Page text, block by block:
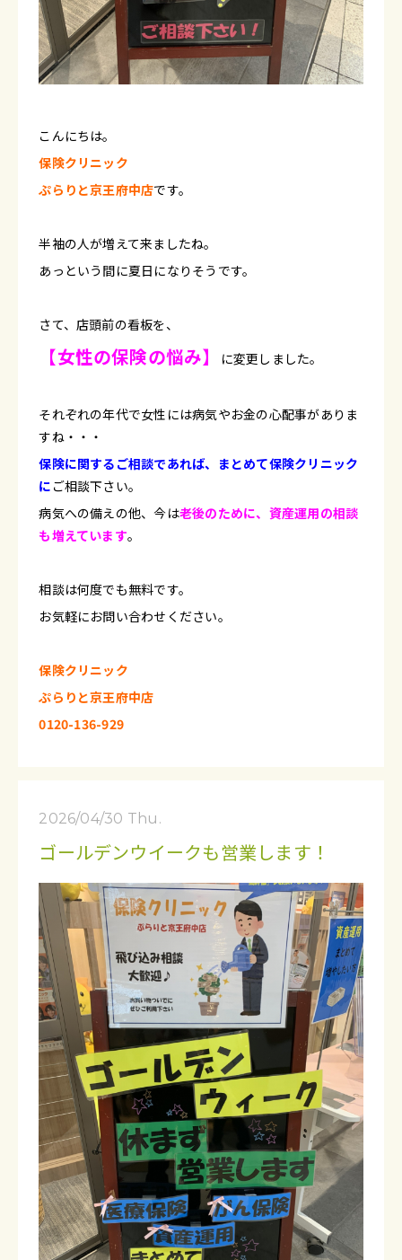
こんにちは。
保険クリニック
ぷらりと京王府中店です。
半袖の人が増えて来ましたね。
あっという間に夏日になりそうです。
さて、店頭前の看板を、
【女性の保険の悩み】 に変更しました。
それぞれの年代で女性には病気やお金の心配事がありま
すね・・・
保険に関するご相談であれば、まとめて保険クリニック
に ご相談下さい。
病気への備えの他、今は老後のために、資産運用の相談
も増えています。
相談は何度でも無料です。
お気軽にお問い合わせください。
保険クリニック
ぷらりと京王府中店
0120-136-929
2026/04/30 Thu.
ゴールデンウイークも営業します！